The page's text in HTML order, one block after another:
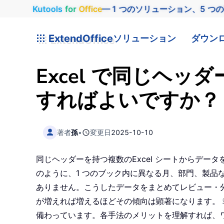
Kutools for Office— 1 つのソリューション、5 つ
ExtendOfficeソリューション ダウン
Excel で同じヘッダ
すればよいですか？
著者孫• 変更日2025-10-10
同じヘッダーを持つ複数のExcel シートからデー
のように、1 つのブック内に異なる月、部門、製
ありません。こうしたデータをまとめてレビュー
が増えれば増えるほどその傾向は顕著になります
備わっています。各手法のメリットを理解すれば